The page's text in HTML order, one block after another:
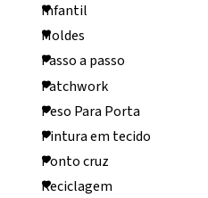
Infantil
Moldes
Passo a passo
Patchwork
Peso Para Porta
Pintura em tecido
Ponto cruz
Reciclagem